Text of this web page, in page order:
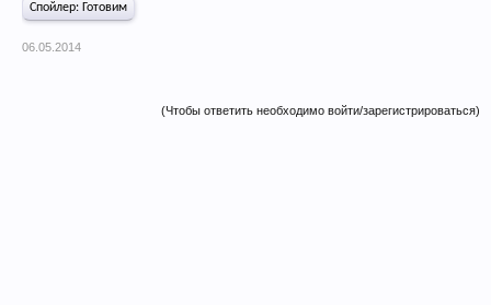
Спойлер: Готовим
06.05.2014
(Чтобы ответить необходимо войти/зарегистрироваться)